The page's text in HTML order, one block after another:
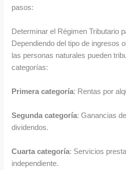
pasos:
Determinar el Régimen Tributario
Dependiendo del tipo de ingresos
las personas naturales pueden
categorías:
Primera categoría: Rentas por
Segunda categoría: Ganancias
dividendos.
Cuarta categoría: Servicios
independiente.